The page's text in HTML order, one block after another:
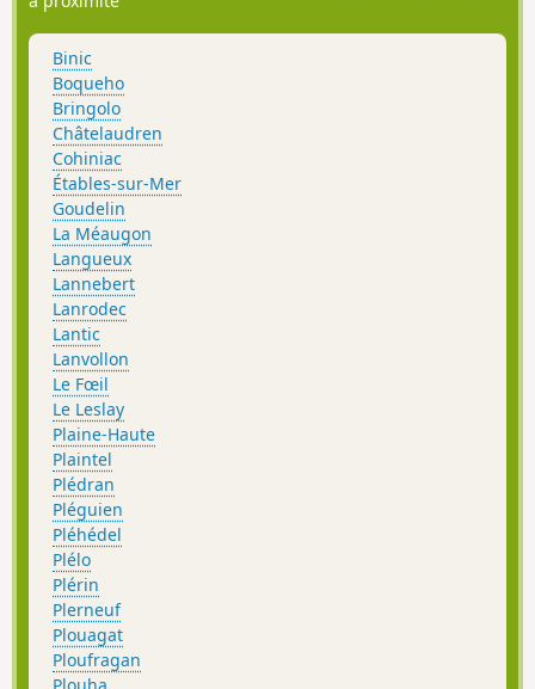
Binic
Boqueho
Bringolo
Châtelaudren
Cohiniac
Étables-sur-Mer
Goudelin
La Méaugon
Langueux
Lannebert
Lanrodec
Lantic
Lanvollon
Le Fœil
Le Leslay
Plaine-Haute
Plaintel
Plédran
Pléguien
Pléhédel
Plélo
Plérin
Plerneuf
Plouagat
Ploufragan